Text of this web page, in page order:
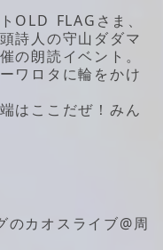
OLD FLAGさま、
詩人の守山ダダマ
の朗読イベント。
ワロタに輪をかけ
はここだぜ！みん
カオスライブ@周